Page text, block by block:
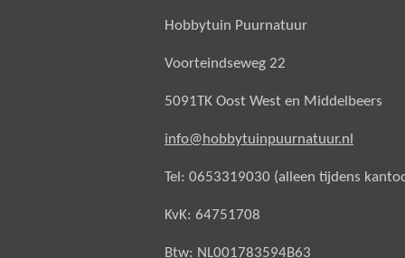
Hobbytuin Puurnatuur
Voorteindseweg 22
5091TK Oost West en Middelbeers
info@hobbytuinpuurnatuur.nl
Tel: 0653319030 (alleen tijdens
KvK: 64751708
Btw: NL001783594B63